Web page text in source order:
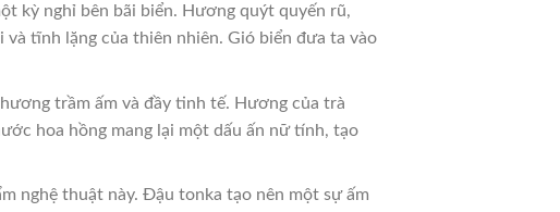
kỳ nghỉ bên bãi biển. Hương quýt quyến rũ,
tĩnh lặng của thiên nhiên. Gió biển đưa ta vào
trầm ấm và đầy tinh tế. Hương của trà
hoa hồng mang lại một dấu ấn nữ tính, tạo
nghệ thuật này. Đậu tonka tạo nên một sự ấm